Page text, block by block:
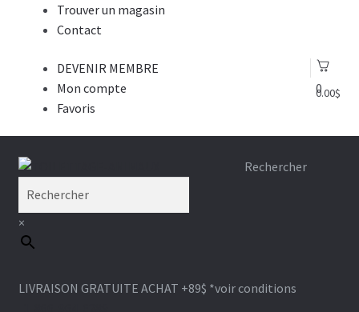
Trouver un magasin
Contact
0
0.00$
DEVENIR MEMBRE
Mon compte
Favoris
Aller
navigation
Aller
Rechercher
×
LIVRAISON GRATUITE ACHAT +89$ *voir conditions